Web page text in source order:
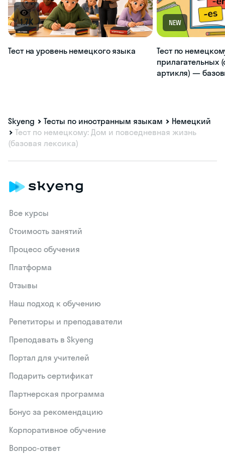
1.7K
Тест на уровень немецкого языка
NEW
Тест по
прилагательных
артикля) —
Skyeng Тесты по иностранным языкам
Немецкий
Тест по немецкому: Дом и повседневная жизнь
(базовая лексика)
Все курсы
Стоимость занятий
Процесс обучения
Платформа
Отзывы
Наш подход к обучению
Репетиторы и преподаватели
Преподавать в Skyeng
Портал для учителей
Подарить сертификат
Партнерская программа
Бонус за рекомендацию
Корпоративное обучение
Вопрос-ответ